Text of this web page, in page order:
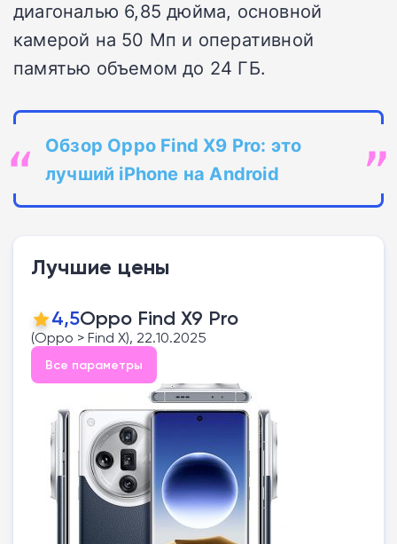
диагональю 6,85 дюйма, основной
камерой на 50 Мп и оперативной
памятью объемом до 24 ГБ.
Обзор Oppo Find X9 Pro: это
лучший iPhone на Android
Лучшие цены
4,5Oppo Find X9 Pro
(Oppo > Find X), 22.10.2025
Все параметры